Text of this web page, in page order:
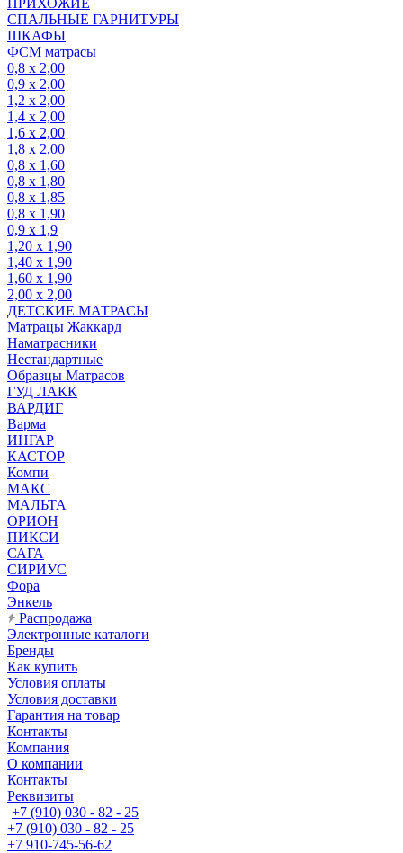
СПАЛЬНЫЕ ГАРНИТУРЫ
ШКАФЫ
ФСМ матрасы
0,8 х 2,00
0,9 х 2,00
1,2 х 2,00
1,4 х 2,00
1,6 х 2,00
1,8 х 2,00
0,8 х 1,60
0,8 х 1,80
0,8 х 1,85
0,8 х 1,90
0,9 х 1,9
1,20 х 1,90
1,40 х 1,90
1,60 х 1,90
2,00 х 2,00
ДЕТСКИЕ МАТРАСЫ
Матрацы Жаккард
Наматрасники
Нестандартные
Образцы Матрасов
ГУД ЛАКК
ВАРДИГ
Варма
ИНГАР
КАСТОР
Компи
МАКС
МАЛЬТА
ОРИОН
ПИКСИ
САГА
СИРИУС
Фора
Энкель
Распродажа
Электронные каталоги
Бренды
Как купить
Условия оплаты
Условия доставки
Гарантия на товар
Контакты
Компания
О компании
Контакты
Реквизиты
+7 (910) 030 - 82 - 25
+7 (910) 030 - 82 - 25
+7 910-745-56-62